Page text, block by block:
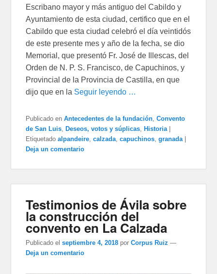
Escribano mayor y más antiguo del Cabildo y
Ayuntamiento de esta ciudad, certifico que en el
Cabildo que esta ciudad celebró el día veintidós
de este presente mes y año de la fecha, se dio
Memorial, que presentó Fr. José de Illescas, del
Orden de N. P. S. Francisco, de Capuchinos, y
Provincial de la Provincia de Castilla, en que
dijo que en la Seguir leyendo …
Publicado en Antecedentes de la fundación,Convento
de San Luis, Deseos, votos y súplicas, Historia
Etiquetado alpandeire,calzada,capuchinos,granada
Deja un comentario
Testimonios de Ávila sobre
la construcción del
convento en La Calzada
Publicado el septiembre 4, 2018 porCorpus Ruiz —
Deja un comentario